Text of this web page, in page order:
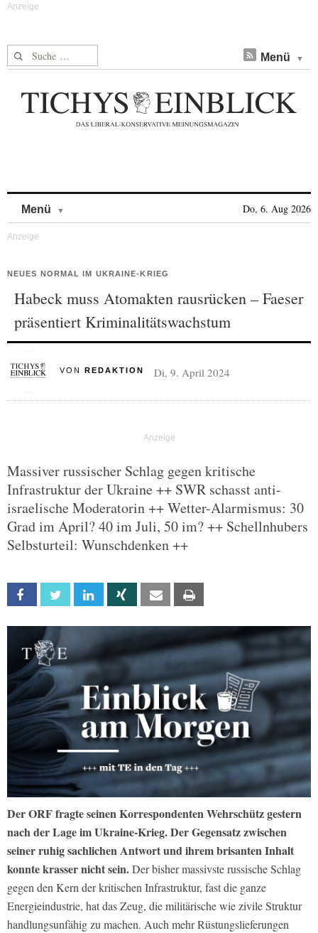
Suche nach: Menü
Menü Do, 6. Aug 2026
NEUES NORMAL IM UKRAINE-KRIEG
Habeck muss Atomakten rausrücken – Faeser
präsentiert Kriminalitätswachstum
VON REDAKTION Di, 9. April 2024
Massiver russischer Schlag gegen kritische
Infrastruktur der Ukraine ++ SWR schasst anti-
israelische Moderatorin ++ Wetter-Alarmismus: 30
Grad im April? 40 im Juli, 50 im? ++ Schellnhubers
Selbsturteil: Wunschdenken ++
Facebook Twitter Linkedin Xing Email
Der ORF fragte seinen Korrespondenten Wehrschütz gestern
nach der Lage im Ukraine-Krieg. Der Gegensatz zwischen
seiner ruhig sachlichen Antwort und ihrem brisanten Inhalt
konnte krasser nicht sein.Der bisher massivste russische Schlag
gegen den Kern der kritischen Infrastruktur, fast die ganze
Energieindustrie, hat das Zeug, die militärische wie zivile Struktur
handlungsunfähig zu machen. Auch mehr Rüstungslieferungen